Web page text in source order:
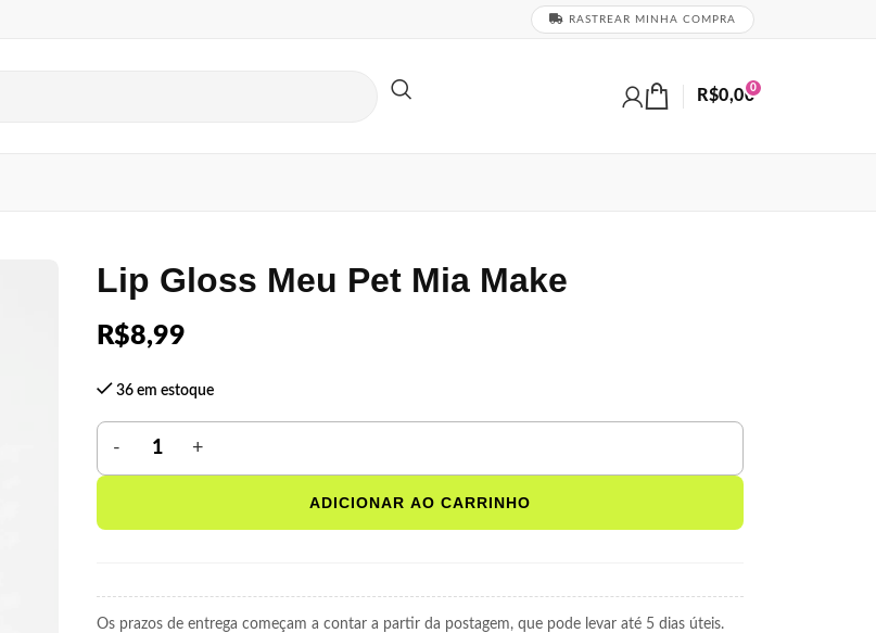
RASTREAR MINHA COMPRA
0
R$0,00
Lip Gloss Meu Pet Mia Make
R$8,99
36 em estoque
ADICIONAR AO CARRINHO
Os prazos de entrega começam a contar a partir da postagem, que pode levar até 5 dias úteis.